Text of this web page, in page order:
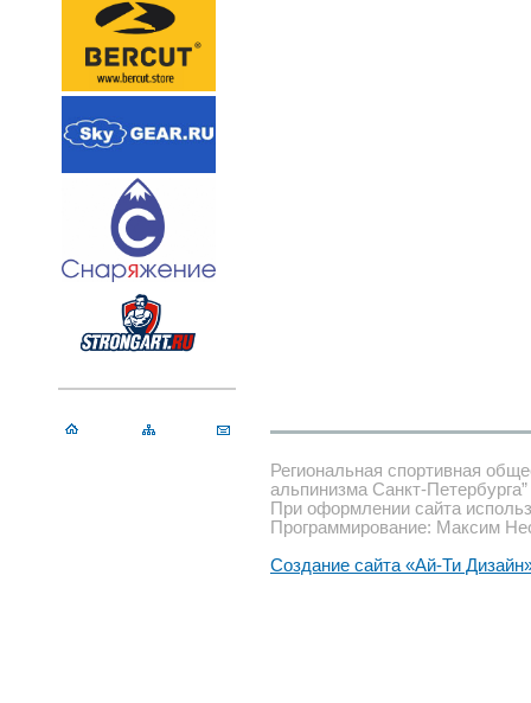
Региональная спортивная
альпинизма Санкт-Петербурга”
При оформлении сайта
Программирование: Максим
Создание сайта «Ай-Ти